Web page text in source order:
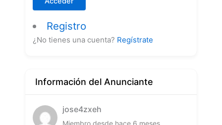
Registro
¿No tienes una cuenta? Regístrate
Información del Anunciante
jose4zxeh